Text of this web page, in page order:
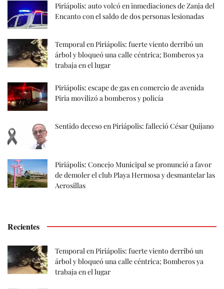
Piriápolis: auto volcó en inmediaciones de Zanja del
Encanto con el saldo de dos personas lesionadas
Temporal en Piriápolis: fuerte viento derribó un
árbol y bloqueó una calle céntrica; Bomberos ya
trabaja en el lugar
Piriápolis: escape de gas en comercio de avenida
Piria movilizó a bomberos y policía
Sentido deceso en Piriápolis: falleció César Quijano
Piriápolis: Concejo Municipal se pronunció a favor
de demoler el club Playa Hermosa y desmantelar las
Aerosillas
Recientes
Temporal en Piriápolis: fuerte viento derribó un
árbol y bloqueó una calle céntrica; Bomberos ya
trabaja en el lugar